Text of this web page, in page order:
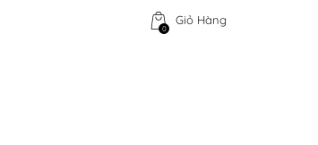
Giỏ Hàng
0